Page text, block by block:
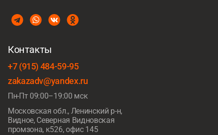
Контакты
+7 (915) 484-59-95
zakazadv@yandex.ru
Пн-Пт 09:00–19:00 мск
Московская обл., Ленинский р-н,
Видное, Северная Видновская
промзона, к526, офис 145